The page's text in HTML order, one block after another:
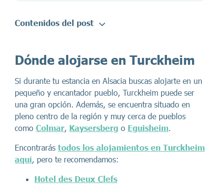
Contenidos del post
Dónde alojarse en Turckheim
Si durante tu estancia en Alsacia buscas alojarte en un
pequeño y encantador pueblo, Turckheim puede ser
una gran opción. Además, se encuentra situado en
pleno centro de la región y muy cerca de pueblos
como Colmar, Kaysersberg o Eguisheim.
Encontrarás todos los alojamientos en Turckheim
aquí, pero te recomendamos:
Hotel des Deux Clefs